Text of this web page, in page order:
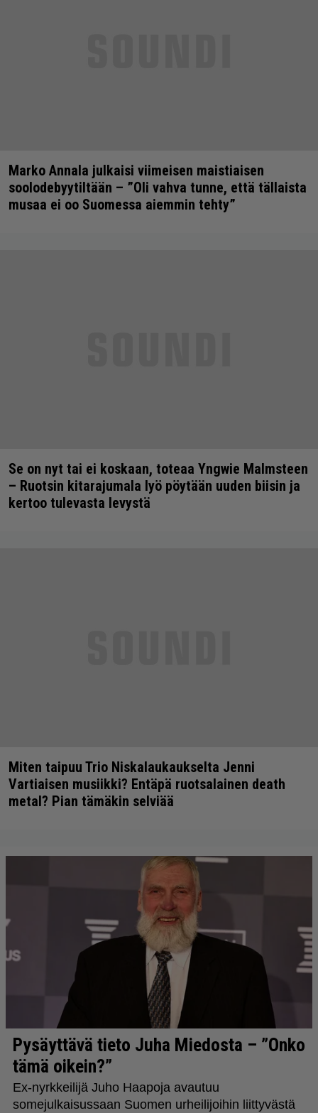
Marko Annala julkaisi viimeisen maistiaisen
soolodebyytiltään – ”Oli vahva tunne, että tällaista
musaa ei oo Suomessa aiemmin tehty”
Se on nyt tai ei koskaan, toteaa Yngwie Malmsteen
– Ruotsin kitarajumala lyö pöytään uuden biisin ja
kertoo tulevasta levystä
Miten taipuu Trio Niskalaukaukselta Jenni
Vartiaisen musiikki? Entäpä ruotsalainen death
metal? Pian tämäkin selviää